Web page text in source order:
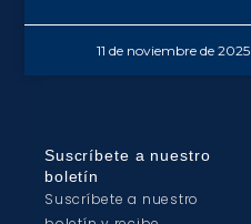
11 de noviembre de 2025
Suscríbete a nuestro
boletín
Suscríbete a nuestro